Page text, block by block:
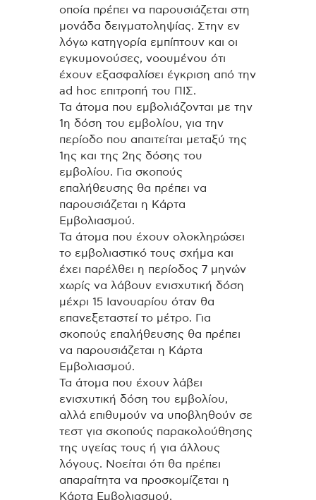
οποία πρέπει να παρουσιάζεται στη
μονάδα δειγματοληψίας. Στην εν
λόγω κατηγορία εμπίπτουν και οι
εγκυμονούσες, νοουμένου ότι
έχουν εξασφαλίσει έγκριση από την
ad hoc επιτροπή του ΠΙΣ.
Τα άτομα που εμβολιάζονται με την
1η δόση του εμβολίου, για την
περίοδο που απαιτείται μεταξύ της
1ης και της 2ης δόσης του
εμβολίου. Για σκοπούς
επαλήθευσης θα πρέπει να
παρουσιάζεται η Κάρτα
Εμβολιασμού.
Τα άτομα που έχουν ολοκληρώσει
το εμβολιαστικό τους σχήμα και
έχει παρέλθει η περίοδος 7 μηνών
χωρίς να λάβουν ενισχυτική δόση
μέχρι 15 Ιανουαρίου όταν θα
επανεξεταστεί το μέτρο. Για
σκοπούς επαλήθευσης θα πρέπει
να παρουσιάζεται η Κάρτα
Εμβολιασμού.
Τα άτομα που έχουν λάβει
ενισχυτική δόση του εμβολίου,
αλλά επιθυμούν να υποβληθούν σε
τεστ για σκοπούς παρακολούθησης
της υγείας τους ή για άλλους
λόγους. Νοείται ότι θα πρέπει
απαραίτητα να προσκομίζεται η
Κάρτα Εμβολιασμού.